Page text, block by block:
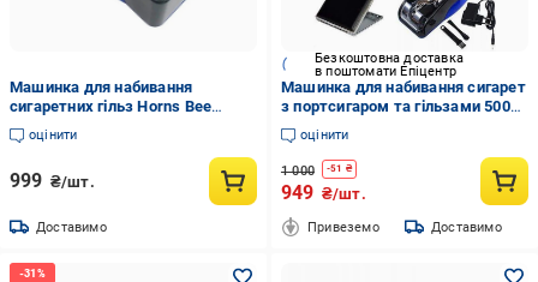
Машинка для набивання
сигаретних гільз Horns Bee
електрична 85/80 мм (VA-
1355623674)
оцінити
999 ₴/шт.
Доставимо
Безкоштовна доставка
в поштомати Епіцентр
Машинка для набивання сигарет
з портсигаром та гільзами 500
шт. (11494766)
оцінити
1 000 -51 ₴
949 ₴/шт.
Привеземо Доставимо